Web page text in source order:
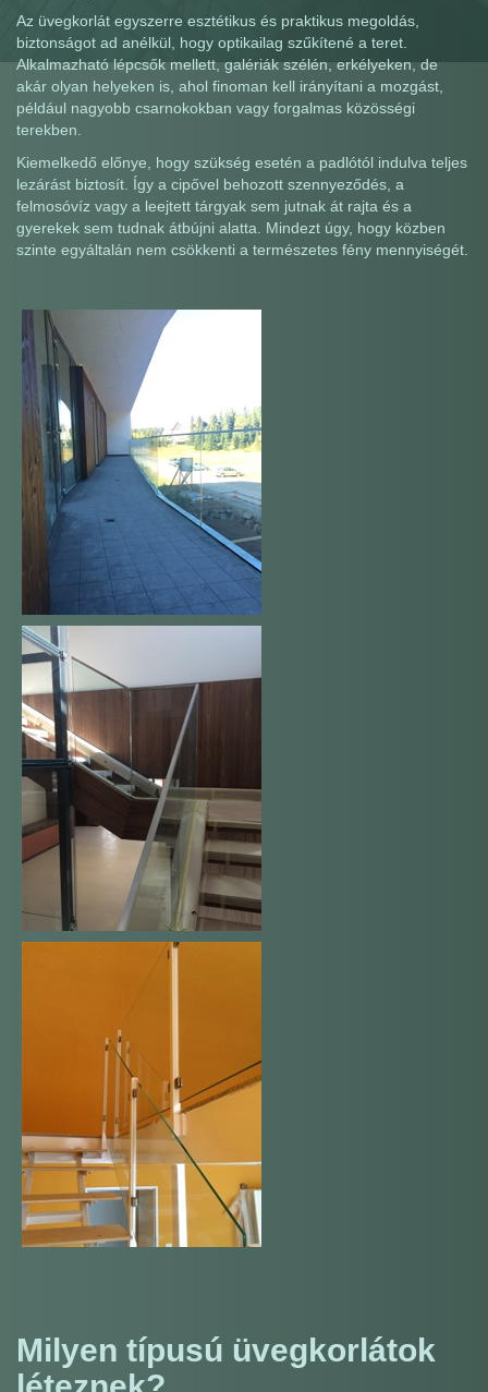
Az üvegkorlát egyszerre esztétikus és praktikus megoldás,
biztonságot ad anélkül, hogy optikailag szűkítené a teret.
Alkalmazható lépcsők mellett, galériák szélén, erkélyeken, de
akár olyan helyeken is, ahol finoman kell irányítani a mozgást,
például nagyobb csarnokokban vagy forgalmas közösségi
terekben.
Kiemelkedő előnye, hogy szükség esetén a padlótól indulva teljes
lezárást biztosít. Így a cipővel behozott szennyeződés, a
felmosóvíz vagy a leejtett tárgyak sem jutnak át rajta és a
gyerekek sem tudnak átbújni alatta. Mindezt úgy, hogy közben
szinte egyáltalán nem csökkenti a természetes fény mennyiségét.
Milyen típusú üvegkorlátok